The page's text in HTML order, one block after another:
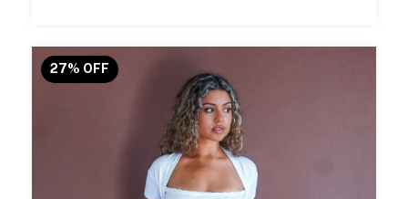
27% OFF